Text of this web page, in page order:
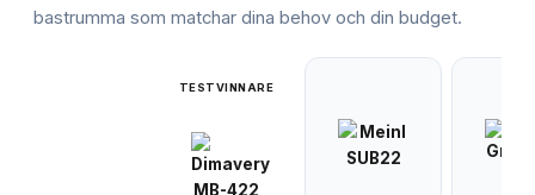
bastrumma som matchar dina behov och din budget.
TESTVINNARE